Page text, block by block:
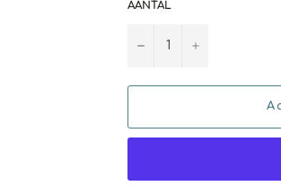
AANTAL
− +